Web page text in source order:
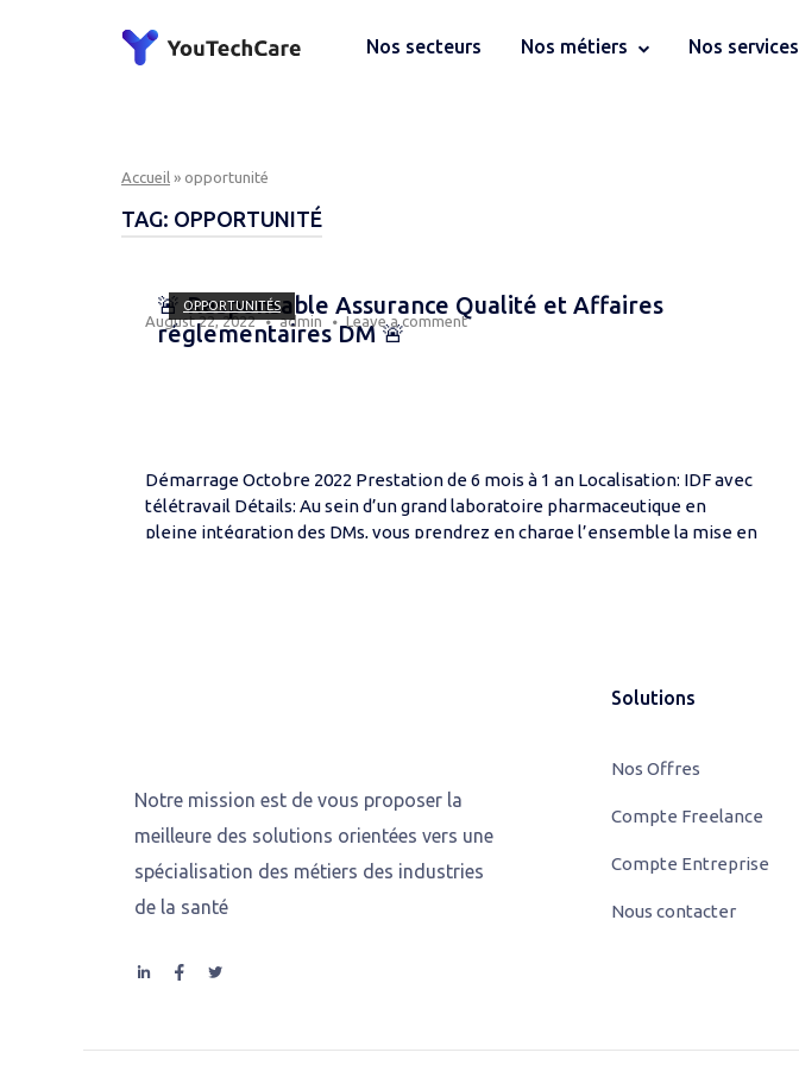
Home Nos secteurs Nos métiers Nos services
Accueil » opportunité
TAG: OPPORTUNITÉ
OPPORTUNITÉS
🚨 Responsable Assurance Qualité et Affaires
réglementaires DM 🚨
August 22, 2022 admin Leave a comment
Démarrage Octobre 2022 Prestation de 6 mois à 1 an Localisation: IDF avec
télétravail Détails: Au sein d’un grand laboratoire pharmaceutique en
pleine intégration des DMs, vous prendrez en charge l’ensemble la mise en
Notre mission est de vous proposer la
meilleure des solutions orientées vers une
spécialisation des métiers des industries
de la santé
Solutions
Nos Offres
Compte Freelance
Compte Entreprise
Nous contacter